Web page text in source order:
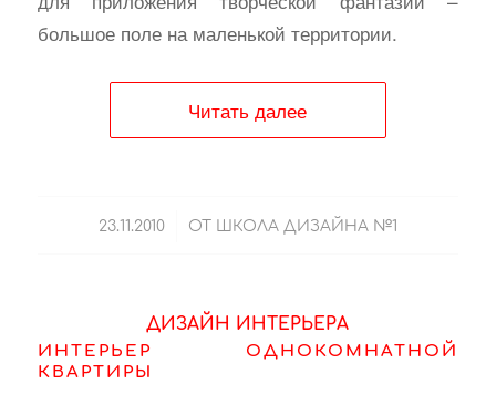
большое поле на маленькой территории.
Читать далее
23.11.2010
/ ОТ ШКОЛА ДИЗАЙНА №1
ДИЗАЙН ИНТЕРЬЕРА
ИНТЕРЬЕР ОДНОКОМНАТНОЙ
КВАРТИРЫ